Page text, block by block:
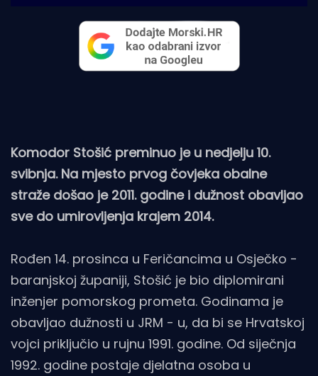
Komodor Stošić preminuo je u nedjelju 10.
svibnja. Na mjesto prvog čovjeka obalne
straže došao je 2011. godine i dužnost obavljao
sve do umirovljenja krajem 2014.
Rođen 14. prosinca u Feričancima u Osječko -
baranjskoj županiji, Stošić je bio diplomirani
inženjer pomorskog prometa. Godinama je
obavljao dužnosti u JRM - u, da bi se Hrvatskoj
vojci priključio u rujnu 1991. godine. Od siječnja
1992. godine postaje djelatna osoba u